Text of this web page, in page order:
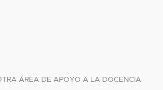
ÁREA DE APOYO A LA DOCENCIA